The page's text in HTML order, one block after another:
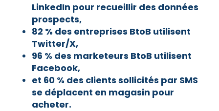
LinkedIn pour recueillir des données
prospects,
82 % des entreprises BtoB utilisent
Twitter/X,
96 % des marketeurs BtoB utilisent
Facebook,
et 60 % des clients sollicités par SMS
se déplacent en magasin pour
acheter.